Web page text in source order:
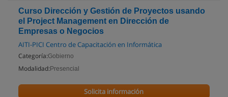
Curso Dirección y Gestión de Proyectos usando
el Project Management en Dirección de
Empresas o Negocios
AITI-PICI Centro de Capacitación en Informática
Categoría:Gobierno
Modalidad: Presencial
Solicita información